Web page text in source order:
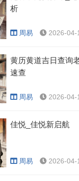
析
周易 2026-04-
黄历黄道吉日查询
速查
周易 2026-04-
佳悦_佳悦新启航
周易 2026-04-